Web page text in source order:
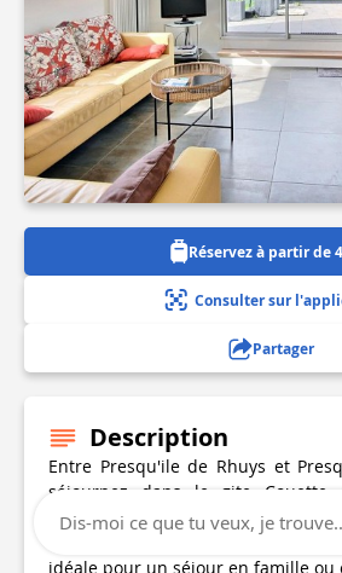
Réservez à partir de
Consulter sur
Partager
Description
Entre Presqu'ile de Rhuys et
séjournez dans le gite Couette
prochaines vacances. Grâce
disposant de salle d'eau privée,
idéale pour un séjour en famille ou
Dis-moi ce que tu veux, je